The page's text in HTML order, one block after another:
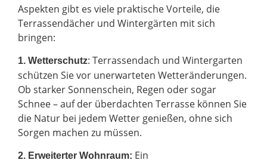
Aspekten gibt es viele praktische Vorteile, die
Terrassendächer und Wintergärten mit sich
bringen:
1. Wetterschutz: Terrassendach und Wintergarten
schützen Sie vor unerwarteten Wetteränderungen.
Ob starker Sonnenschein, Regen oder sogar
Schnee – auf der überdachten Terrasse können Sie
die Natur bei jedem Wetter genießen, ohne sich
Sorgen machen zu müssen.
2. Erweiterter Wohnraum: Ein